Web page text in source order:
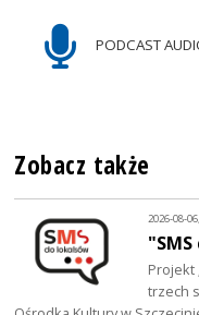
PODCAST
Zobacz także
2026-08-
Projekt
trzech